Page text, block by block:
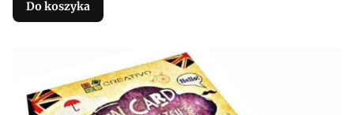
Do koszyka